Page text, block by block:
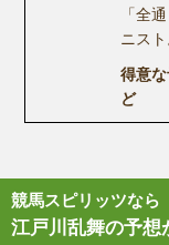
「全
ニスト
得意
ど
競馬スピリッツなら
江戸川乱舞の予想